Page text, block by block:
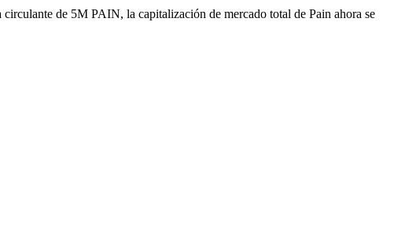
circulante de 5M PAIN, la capitalización de mercado total de Pain ahora se